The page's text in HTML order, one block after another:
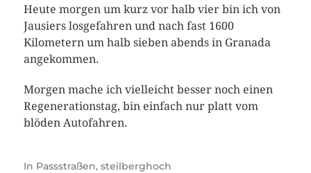
Heute morgen um kurz vor halb vier bin ich von
Jausiers losgefahren und nach fast 1600
Kilometern um halb sieben abends in Granada
angekommen.
Morgen mache ich vielleicht besser noch einen
Regenerationstag, bin einfach nur platt vom
blöden Autofahren.
In Passstraßen, steilberghoch